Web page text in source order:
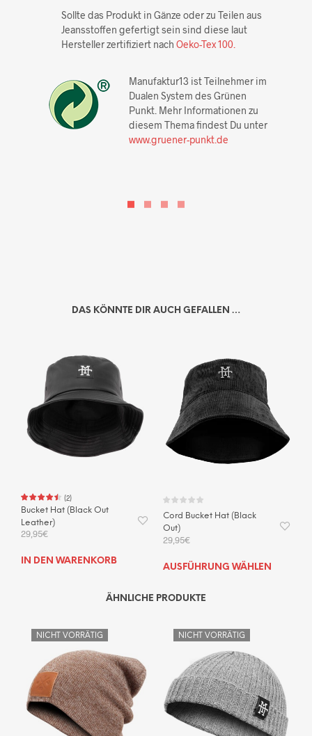
Sollte das Produkt in Gänze oder zu Teilen aus
Jeansstoffen gefertigt sein sind diese laut
Hersteller zertifiziert nach Oeko-Tex 100.
Manufaktur13 ist Teilnehmer im
Dualen System des Grünen
Punkt. Mehr Informationen zu
diesem Thema findest Du unter
www.gruener-punkt.de
DAS KÖNNTE DIR AUCH GEFALLEN …
(2)
Bucket Hat (Black Out
Leather)
29,95€
IN DEN WARENKORB
Cord Bucket Hat (Black
Out)
29,95€
AUSFÜHRUNG WÄHLEN
ÄHNLICHE PRODUKTE
NICHT VORRÄTIG NICHT VORRÄTIG